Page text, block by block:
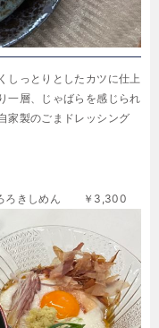
しっとりとしたカツに仕上
一層、じゃばらを感じられ
家製のごまドレッシング
ろきしめん ￥3,300